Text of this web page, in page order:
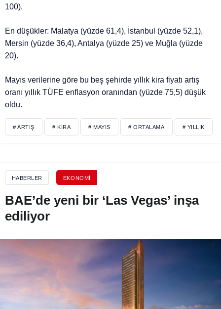
100).
En düşükler: Malatya (yüzde 61,4), İstanbul (yüzde 52,1),
Mersin (yüzde 36,4), Antalya (yüzde 25) ve Muğla (yüzde
20).
Mayıs verilerine göre bu beş şehirde yıllık kira fiyatı artış
oranı yıllık TÜFE enflasyon oranından (yüzde 75,5) düşük
oldu.
# ARTIŞ # KIRA # MAYIS # ORTALAMA # YILLIK
HABERLER EKONOMI
BAE’de yeni bir ‘Las Vegas’ inşa
ediliyor